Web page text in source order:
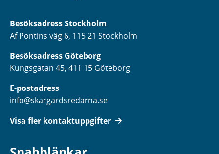
BesöksadressStockholm
Af Pontins väg 6, 115 21 Stockholm
Besöksadress Göteborg
Kungsgatan 45, 411 15 Göteborg
E-postadress
info@skargardsredarna.se
Visa fler kontaktuppgifter